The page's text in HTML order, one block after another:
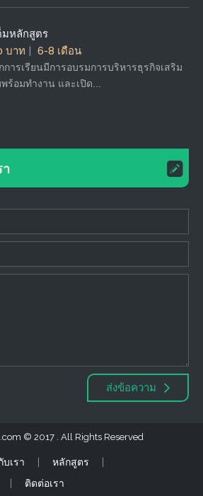
มหลักสูตร
บาท
6-8 เดือน
การเรียนมีการอบรมการบริหารธุรกิจเสริม
ร้อมทำงาน และเปิด...
า
ส่งข้อความ
2017 . All Rights Reserved
บเรา
หลักสูตร
ติดต่อเรา